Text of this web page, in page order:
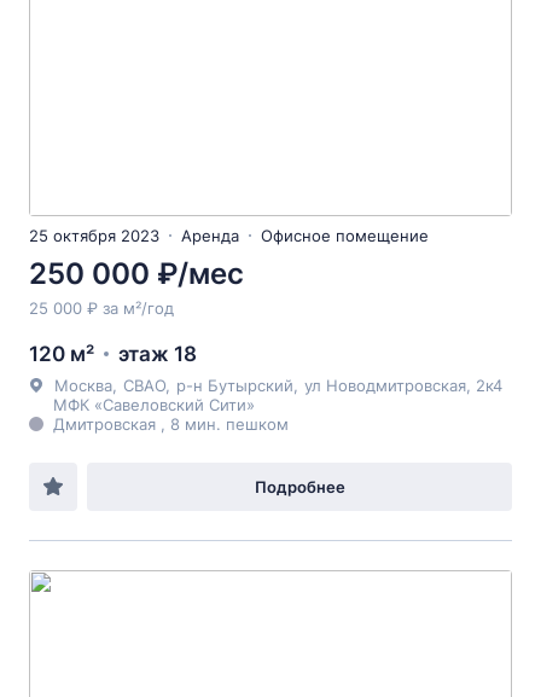
25 октября 2023 Аренда Офисное помещение
250 000 ₽/мес
25 000 ₽ за м²/год
120 м² этаж 18
Москва СВАО р-н Бутырский ул Новодмитровская , 2к4
МФК «Савеловский Сити»
Дмитровская , 8 мин. пешком
Подробнее